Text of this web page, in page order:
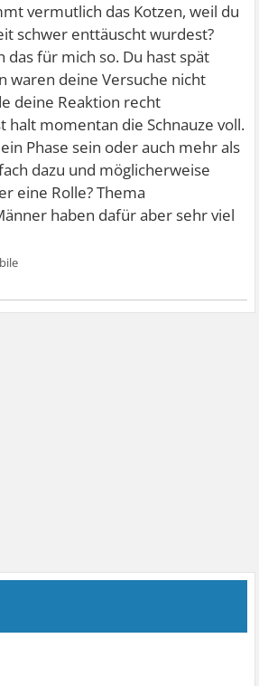
vermutlich das Kotzen, weil du
schwer enttäuscht wurdest?
das für mich so. Du hast spät
waren deine Versuche nicht
deine Reaktion recht
halt momentan die Schnauze voll.
Phase sein oder auch mehr als
dazu und möglicherweise
eine Rolle? Thema
haben dafür aber sehr viel